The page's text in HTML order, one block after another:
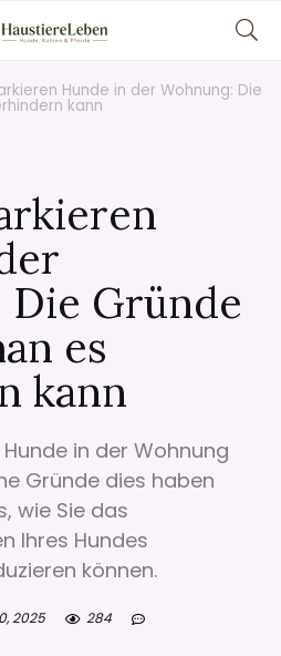
Hunde in der Wohnung: Die
kann
Die Gründe
es
kann
in der Wohnung
Gründe dies haben
wie Sie das
Ihres Hundes
können.
2025 284